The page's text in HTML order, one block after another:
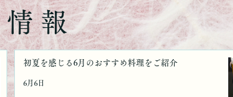
情報
初夏を感じる6月のおすすめ料理をご紹介
6月6日